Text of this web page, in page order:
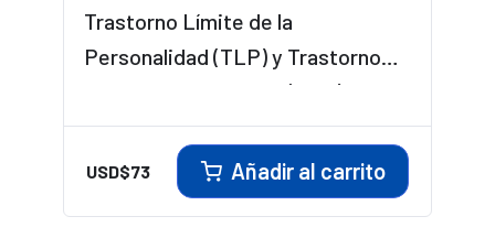
Trastorno Límite de la
Personalidad (TLP) y Trastorno
del Espectro Autista (TEA) –
Claves para el diagnóstico
diferencial en adolescentes y
USD$73 Añadir al carrito